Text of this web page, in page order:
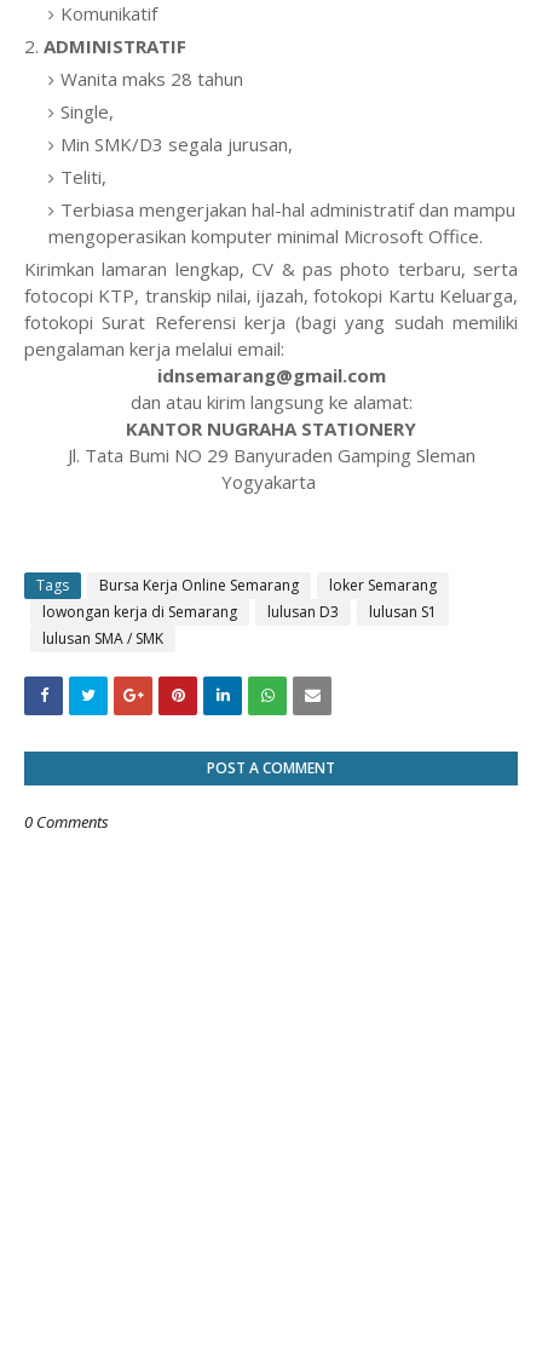
Komunikatif
2. ADMINISTRATIF
Wanita maks 28 tahun
Single,
Min SMK/D3 segala jurusan,
Teliti,
Terbiasa mengerjakan hal-hal administratif dan mampu
mengoperasikan komputer minimal Microsoft Office.
Kirimkan lamaran lengkap, CV & pas photo terbaru, serta
fotocopi KTP, transkip nilai, ijazah, fotokopi Kartu Keluarga,
fotokopi Surat Referensi kerja (bagi yang sudah memiliki
pengalaman kerja melalui email:
idnsemarang@gmail.com
dan atau kirim langsung ke alamat:
KANTOR NUGRAHA STATIONERY
Jl. Tata Bumi NO 29 Banyuraden Gamping Sleman
Yogyakarta
Tags Bursa Kerja Online Semarang
loker Semarang
lowongan kerja di Semarang
lulusan D3
lulusan S1
lulusan SMA / SMK
POST A COMMENT
0 Comments